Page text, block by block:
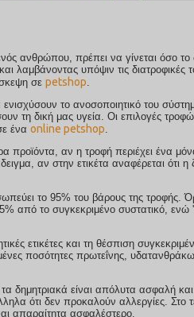
λαμβάνοντας υπόψιν τις διατροφικές
σε petshop.
το ανοσοποιητικό του
τη δική μας υγεία. Οι επιλογές
πρακτικά ανεξάντλητες κάτι που μπορούμε να διαπιστώσουμε αμέσως με μια επίσκεψη σε ένα online petshop.
ένα μόνο συστατικό, πρέπει
στην ετικέτα αναφέρεται ότι η
το 95% του βάρους της τροφής.
από το συγκεκριμένο συστατικό,
ετικέτες και τη θέσπιση
ποσότητες πρωτεΐνης,
δημητριακά είναι απόλυτα ασφαλή
ότι δεν προκαλούν αλλεργίες. Στο
απαραίτητα ασφαλέστερο.